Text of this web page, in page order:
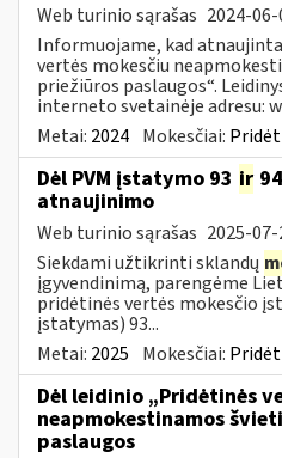
Web turinio sąrašas 2024-06-
Informuojame, kad
vertės mokesčiu
priežiūros paslaugos“.
interneto svetainėje adresu:
Metai: 2024 Mokesčiai:
Dėl PVM įstatymo 93 ir
atnaujinimo
Web turinio sąrašas 2025-
Siekdami užtikrinti sklandų
įgyvendinimą, parengėme
pridėtinės vertės mokesčio
įstatymas) 93...
Metai: 2025 Mokesčiai:
Dėl leidinio „Pridėtinės
neapmokestinamos
paslaugos